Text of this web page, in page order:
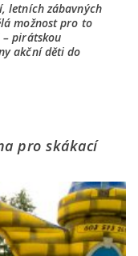
letních zábavných
možnost pro to
pirátskou
akční děti do
pro skákací